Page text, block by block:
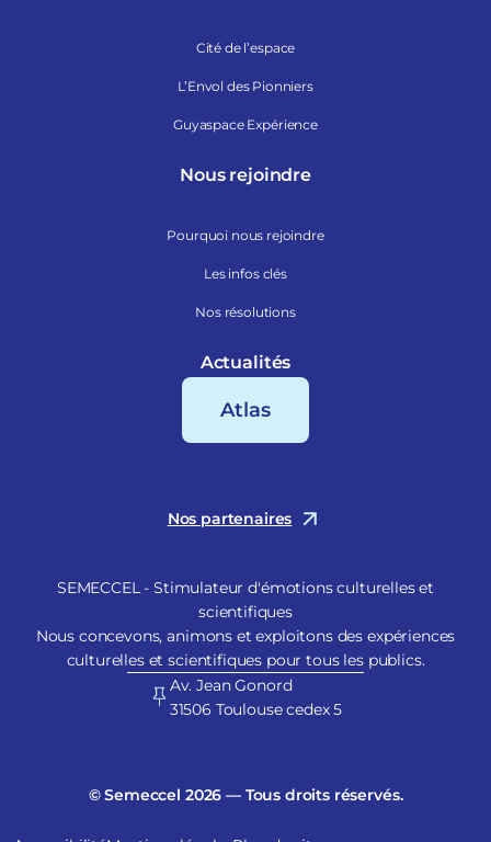
Cité de l’espace
L’Envol des Pionniers
Guyaspace Expérience
Nous rejoindre
Pourquoi nous rejoindre
Les infos clés
Nos résolutions
Actualités
Atlas
Nos partenaires
SEMECCEL - Stimulateur d'émotions culturelles et
scientifiques
Nous concevons, animons et exploitons des expériences
culturelles et scientifiques pour tous les publics.
Av. Jean Gonord
31506 Toulouse cedex 5
© Semeccel 2026 — Tous droits réservés.